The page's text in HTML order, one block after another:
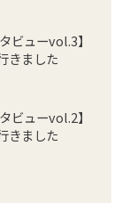
ビューvol.3】
きました
ビューvol.2】
きました